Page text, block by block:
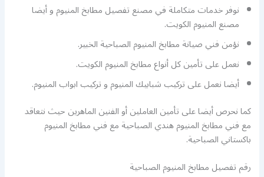
نوفر خدمات متكاملة في مصنع تفصيل مطابخ المنيوم و أيضا
مصنع المنيوم الكويت.
نؤمن فني صيانة مطابخ المنيوم الصباحية الخبير.
نعمل على تأمين كل أنواع مطابخ المنيوم الكويت.
أيضا نعمل على تركيب شبابيك المنيوم و تركيب ابواب المنيوم.
كما نحرص أيضا على تأمين العاملين أو الفنين الماهرين حيث نتعاقد
مع فني مطابخ المنيوم هندي الصباحية مع فني مطابخ المنيوم
باكستاني الصباحية.
رقم تفصيل مطابخ المنيوم الصباحية